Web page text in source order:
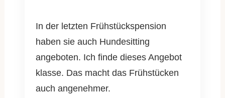
In der letzten Frühstückspension
haben sie auch Hundesitting
angeboten. Ich finde dieses Angebot
klasse. Das macht das Frühstücken
auch angenehmer.